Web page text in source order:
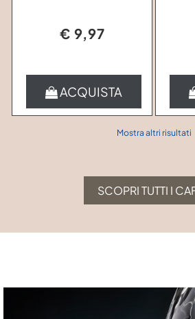
€ 9,97
ACQUISTA
Mostra altri risultati
SCOPRI TUTTI I